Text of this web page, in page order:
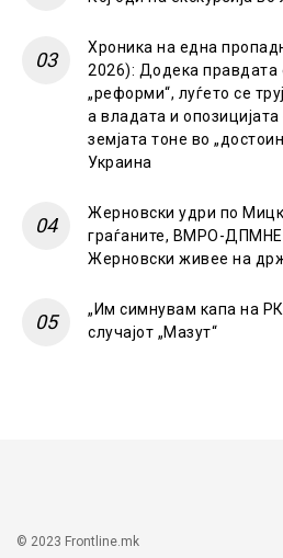
Хроника на една
2026): Додека правдата
„реформи“, луѓето се
а владата и опозицијата
земјата тоне во
Украина
Жерновски удри по
граѓаните, ВМРО-ДПМНЕ
Жерновски живее на
„Им симнувам капа на
случајот „Мазут“
© 2023 Frontline.mk